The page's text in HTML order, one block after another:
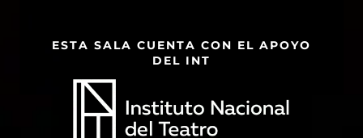
ESTA SALA CUENTA CON EL APOYO
DEL INT